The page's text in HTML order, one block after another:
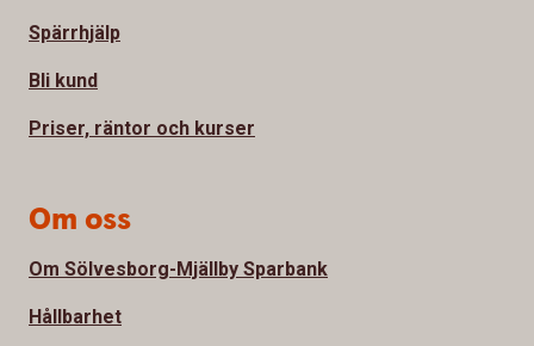
Spärrhjälp
Bli kund
Priser, räntor och kurser
Om oss
Om Sölvesborg-Mjällby Sparbank
Hållbarhet